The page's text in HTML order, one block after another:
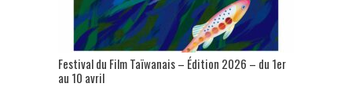
Festival du Film Taïwanais – Édition 2026 – du 1er
au 10 avril